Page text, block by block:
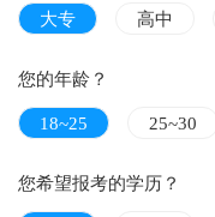
大专 高中
您的年龄？
18~25 25~30
您希望报考的学历？